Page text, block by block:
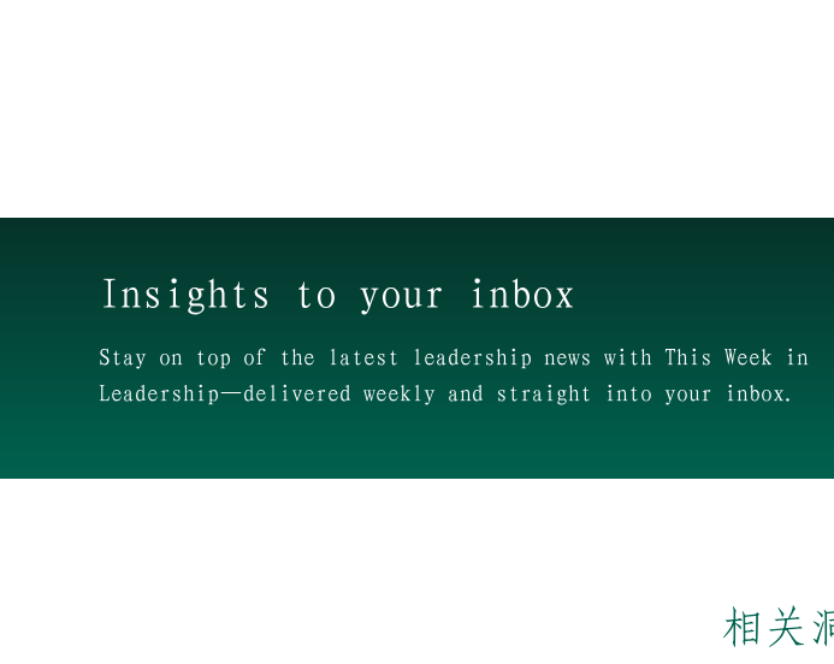
Insights to your inbox
Stay on top of the latest leadership news with This Week in
Leadership—delivered weekly and straight into your inbox.
相关